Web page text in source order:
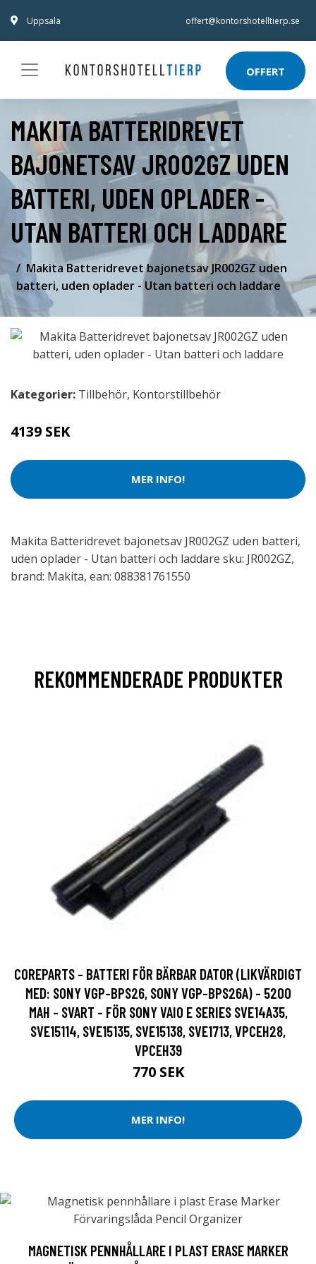
Uppsala offert@kontorshotelltierp.se
OFFERT
MAKITA BATTERIDREVET
BAJONETSAV JR002GZ UDEN
BATTERI, UDEN OPLADER -
UTAN BATTERI OCH LADDARE
Makita Batteridrevet bajonetsav JR002GZ uden
batteri, uden oplader - Utan batteri och laddare
Kategorier: Tillbehör, Kontorstillbehör
4139 SEK
MER INFO!
Makita Batteridrevet bajonetsav JR002GZ uden batteri,
uden oplader - Utan batteri och laddare sku: JR002GZ,
brand: Makita, ean: 088381761550
REKOMMENDERADE PRODUKTER
COREPARTS - BATTERI FÖR BÄRBAR DATOR (LIKVÄRDIGT
MED: SONY VGP-BPS26, SONY VGP-BPS26A) - 5200
MAH - SVART - FÖR SONY VAIO E SERIES SVE14A35,
SVE15114, SVE15135, SVE15138, SVE1713, VPCEH28,
VPCEH39
770 SEK
MER INFO!
MAGNETISK PENNHÅLLARE I PLAST ERASE MARKER